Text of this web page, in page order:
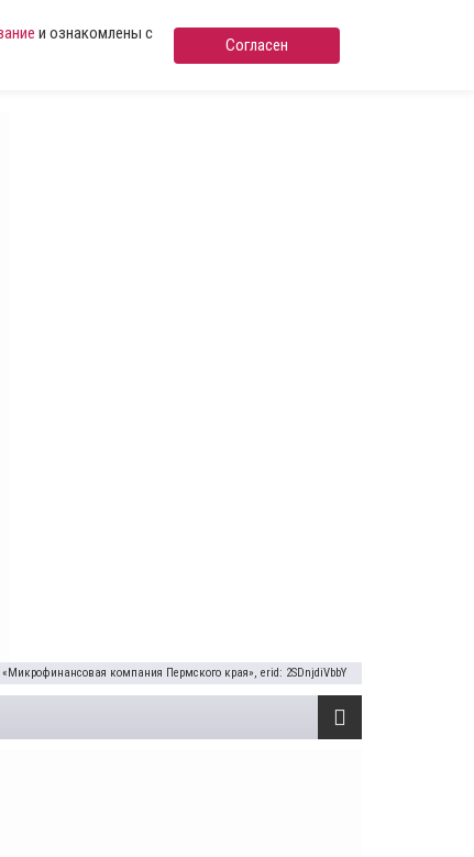
и ознакомлены с
Согласен
компания Пермского края», erid: 2SDnjdiVbbY